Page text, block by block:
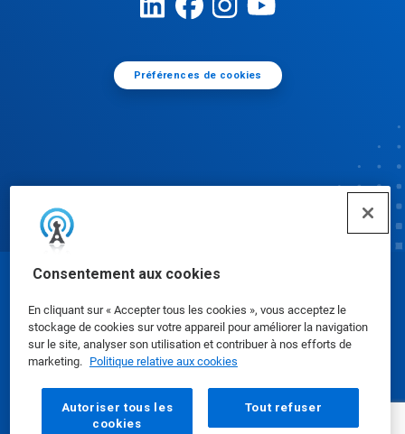
Consentement aux cookies
En cliquant sur « Accepter tous les cookies », vous acceptez le
stockage de cookies sur votre appareil pour améliorer la navigation
sur le site, analyser son utilisation et contribuer à nos efforts de
marketing. Politique relative aux cookies
Autoriser tous les
cookies
Tout refuser
Préférences de cookies
Fiches de données de sécurité|Politique de
confidentialité|conditions d'utilisation